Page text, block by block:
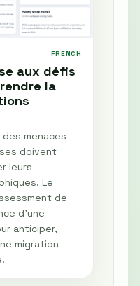
FRENCH
aux défis
la
menaces
doivent
leurs
Le
de
d'une
anticiper,
migration